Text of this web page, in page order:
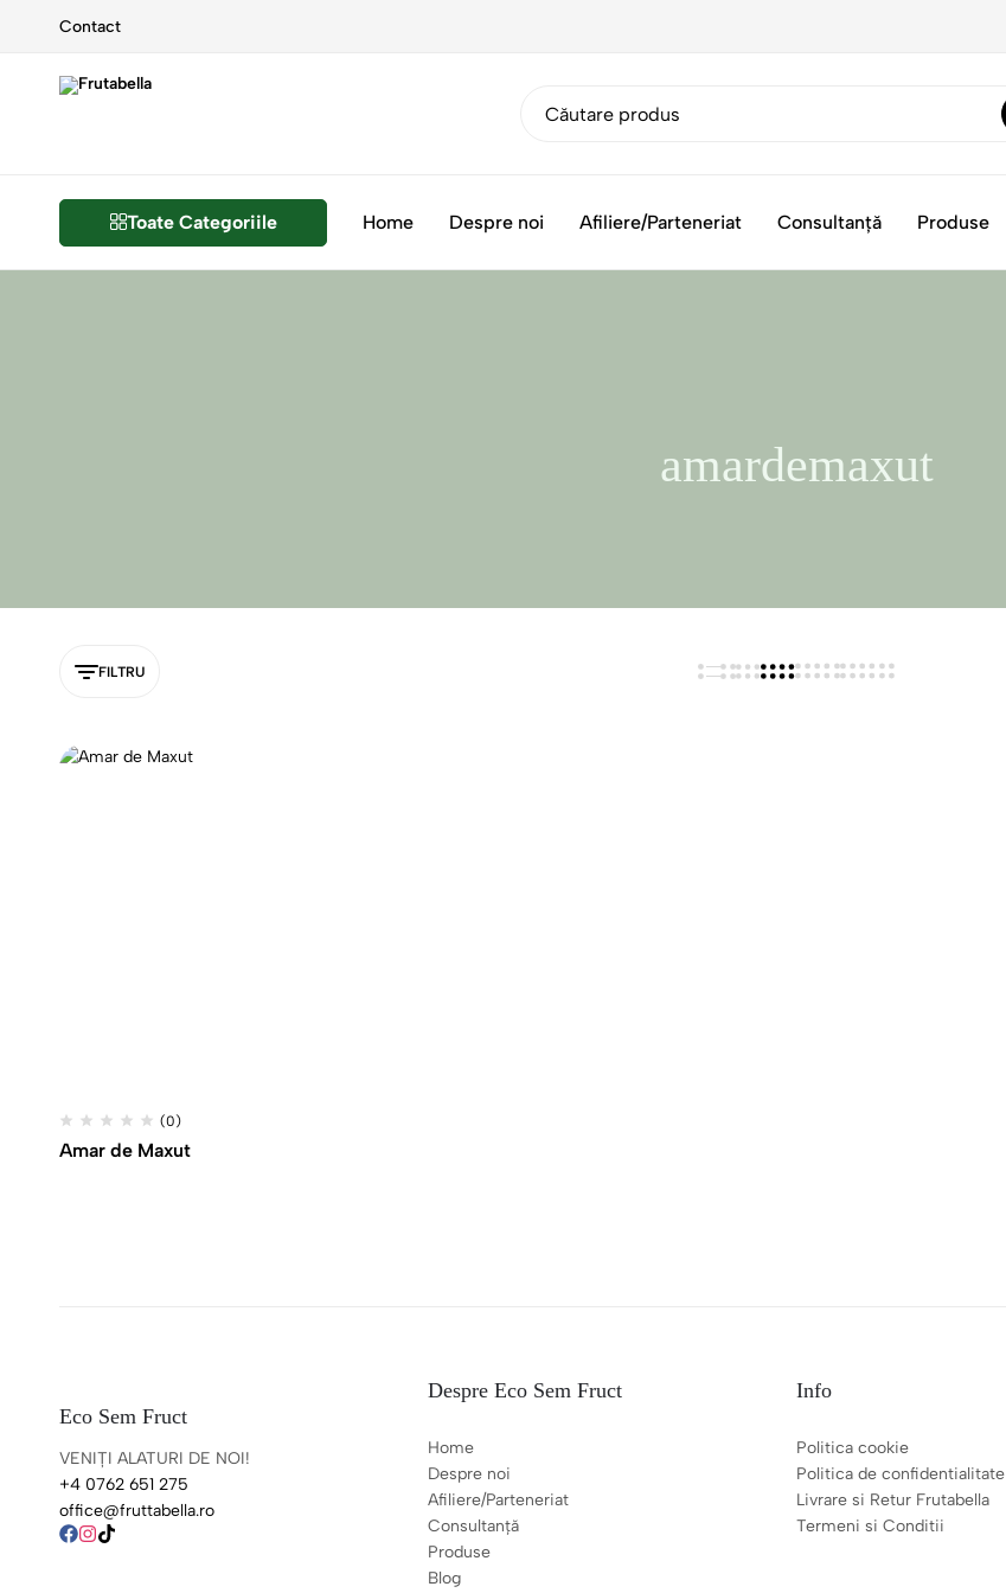
Contact
Toate Categoriile Home Despre noi Afiliere/Parteneriat Consultanță Produse
amardemaxut
FILTRU
(0)
Amar de Maxut
Eco Sem Fruct
VENIȚI ALATURI DE NOI!
+4 0762 651 275
office@fruttabella.ro
Despre Eco Sem Fruct
Home
Despre noi
Afiliere/Parteneriat
Consultanță
Produse
Blog
Info
Politica cookie
Politica de confidentialitate
Livrare si Retur Frutabella
Termeni si Conditii